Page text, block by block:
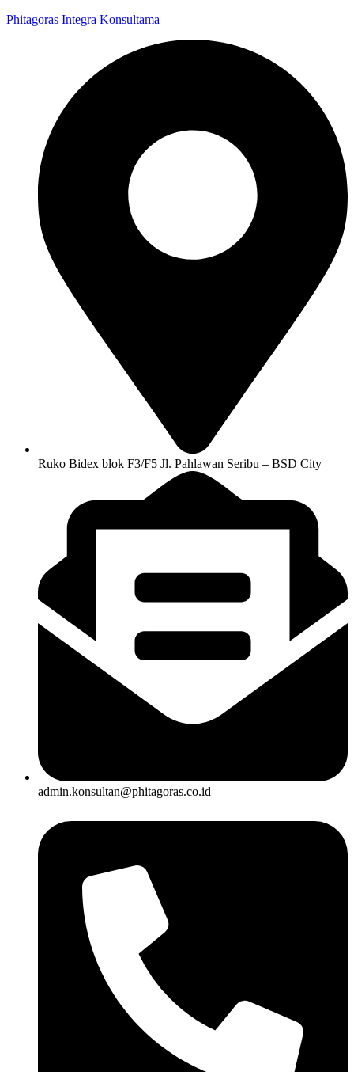
Phitagoras Integra Konsultama
Ruko Bidex blok F3/F5 Jl. Pahlawan Seribu – BSD City
admin.konsultan@phitagoras.co.id